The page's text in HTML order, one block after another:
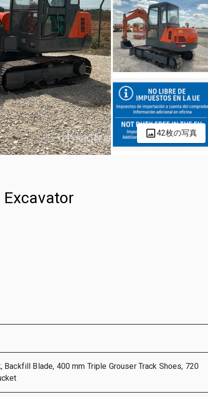
42枚の写真
Backfill Blade, 400 mm Triple Grouser Track Shoes, 720